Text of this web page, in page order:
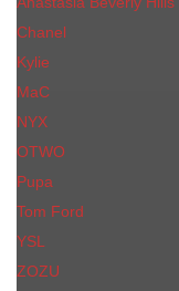
Chanel
Kylie
MaC
NYX
OTWO
Pupa
Tom Ford
YSL
ZOZU